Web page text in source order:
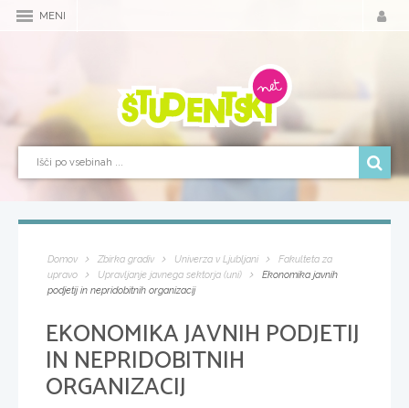
MENI
Domov Zbirka gradiv Univerza v Ljubljani
Fakulteta za
upravo
Upravljanje javnega sektorja (uni)
Ekonomika javnih
podjetij in nepridobitnih organizacij
EKONOMIKA JAVNIH PODJETIJ
IN NEPRIDOBITNIH
ORGANIZACIJ